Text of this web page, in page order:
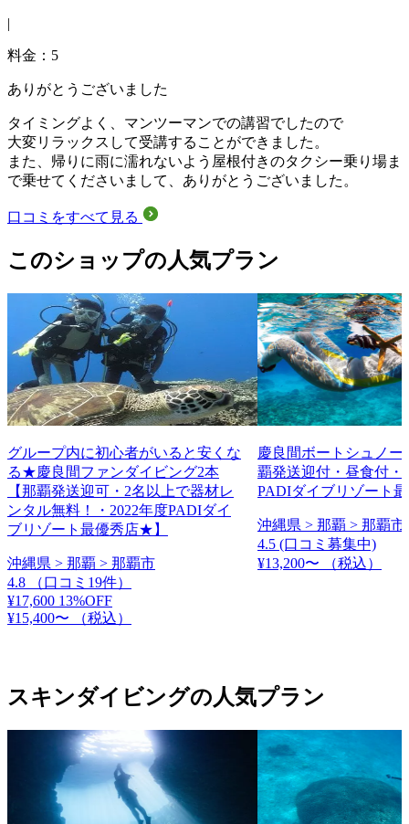
|
料金：5
ありがとうございました
タイミングよく、マンツーマンでの講習でしたので
大変リラックスして受講することができました。
また、帰りに雨に濡れないよう屋根付きのタクシー乗り場ま
で乗せてくださいまして、ありがとうございました。
口コミをすべて見る
このショップの人気プラン
グループ内に初心者がいると安くな
る★慶良間ファンダイビング2本
【那覇発送迎可・2名以上で器材レ
ンタル無料！・2022年度PADIダイ
ブリゾート最優秀店★】
沖縄県 > 那覇 > 那覇市
4.8
（口コミ19件）
¥17,600 13%OFF
¥15,400〜
（税込）
慶良間ボートシュノー
覇発送迎付・昼食付・
PADIダイブリゾート
沖縄県 > 那覇 > 那覇市
4.5 (口コミ募集中)
¥13,200〜
（税込）
スキンダイビングの人気プラン